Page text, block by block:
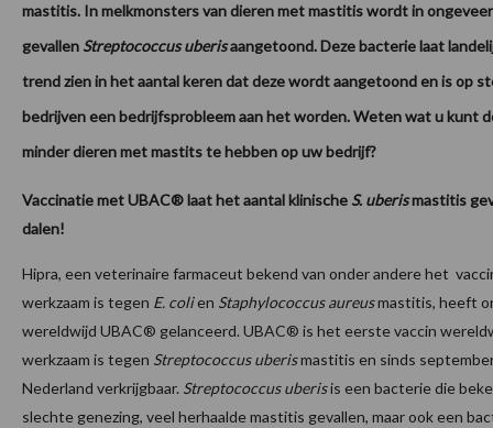
mastitis. In melkmonsters van dieren met mastitis wordt in
gevallen Streptococcus uberisaangetoond. Deze bacterie laat
trend zien in het aantal keren dat deze wordt aangetoond en is op
bedrijven een bedrijfsprobleem aan het worden. Weten wat u kunt
minder dieren met mastits te hebben op uw bedrijf?
Vaccinatie met UBAC® laat het aantal klinische S. uberismastitis
dalen!
Hipra, een veterinaire farmaceut bekend van onder andere het
werkzaam is tegen E. colien Staphylococcus aureusmastitis, heeft
wereldwijd UBAC® gelanceerd. UBAC® is het eerste vaccin
werkzaam is tegen Streptococcus uberismastitis en sinds
Nederland verkrijgbaar. Streptococcus uberisis een bacterie die
slechte genezing, veel herhaalde mastitis gevallen, maar ook een